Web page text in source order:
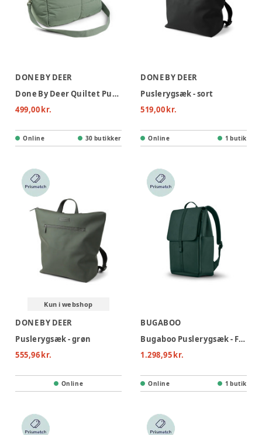
DONE BY DEER
Done By Deer Quiltet Pusletaske - Grøn
499,00 kr.
Online 30 butikker
DONE BY DEER
Puslerygsæk - sort
519,00 kr.
Online 1 butik
Kun i webshop
DONE BY DEER
Puslerygsæk - grøn
555,96 kr.
Online
BUGABOO
Bugaboo Puslerygsæk - Fern green
1.298,95 kr.
Online 1 butik